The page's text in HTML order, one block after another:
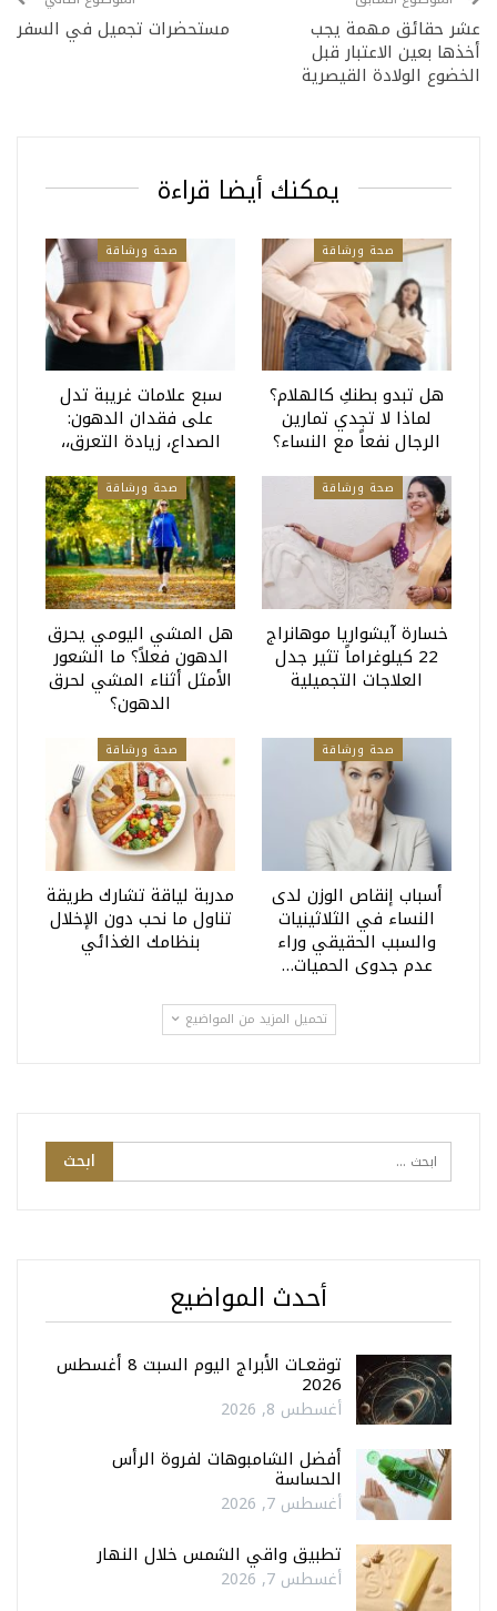
عشر حقائق مهمة يجب
أخذها بعين الاعتبار قبل
الخضوع الولادة القيصرية
مستحضرات تجميل في السفر
يمكنك أيضا قراءة
صحة ورشاقة
هل تبدو بطنكِ كالهلام؟
لماذا لا تجدي تمارين
الرجال نفعاً مع النساء؟
صحة ورشاقة
سبع علامات غريبة تدل
على فقدان الدهون:
الصداع، زيادة التعرق،،
صحة ورشاقة
خسارة آيشواريا موهانراج
22 كيلوغراماً تثير جدل
العلاجات التجميلية
صحة ورشاقة
هل المشي اليومي يحرق
الدهون فعلاً؟ ما الشعور
الأمثل أثناء المشي لحرق
الدهون؟
صحة ورشاقة
أسباب إنقاص الوزن لدى
النساء في الثلاثينيات
والسبب الحقيقي وراء
عدم جدوى الحميات…
صحة ورشاقة
مدربة لياقة تشارك طريقة
تناول ما نحب دون الإخلال
بنظامك الغذائي
تحميل المزيد من المواضيع
أحدث المواضيع
توقعـات الأبراج اليوم السبت 8 أغسطس
2026
أغسطس 8, 2026
أفضل الشامبوهات لفروة الرأس
الحساسة
أغسطس 7, 2026
تطبيق واقي الشمس خلال النهار
أغسطس 7, 2026